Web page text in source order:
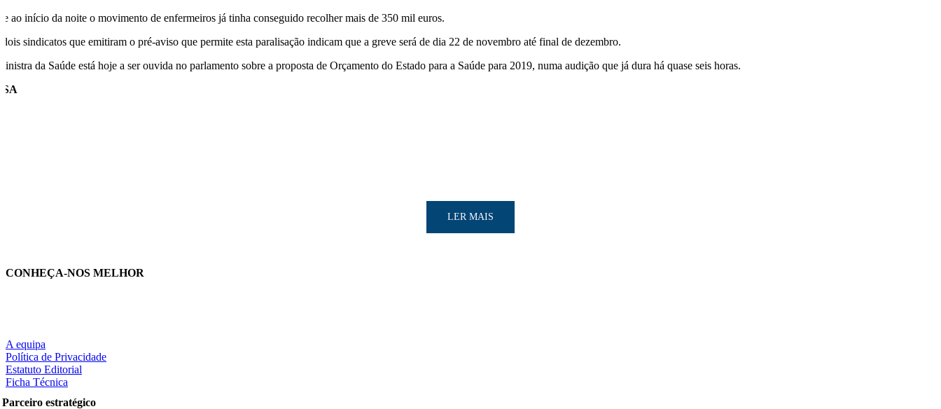
ao início da noite o movimento de enfermeiros já tinha conseguido recolher mais de 350 mil euros.
dois sindicatos que emitiram o pré-aviso que permite esta paralisação indicam que a greve será de dia 22 de novembro até final de dezembro.
da Saúde está hoje a ser ouvida no parlamento sobre a proposta de Orçamento do Estado para a Saúde para 2019, numa audição que já dura há quase seis horas.
nas redes sociais:
LER MAIS
CONHEÇA-NOS MELHOR
A equipa
Política de Privacidade
Estatuto Editorial
Ficha Técnica
Parceiro estratégico